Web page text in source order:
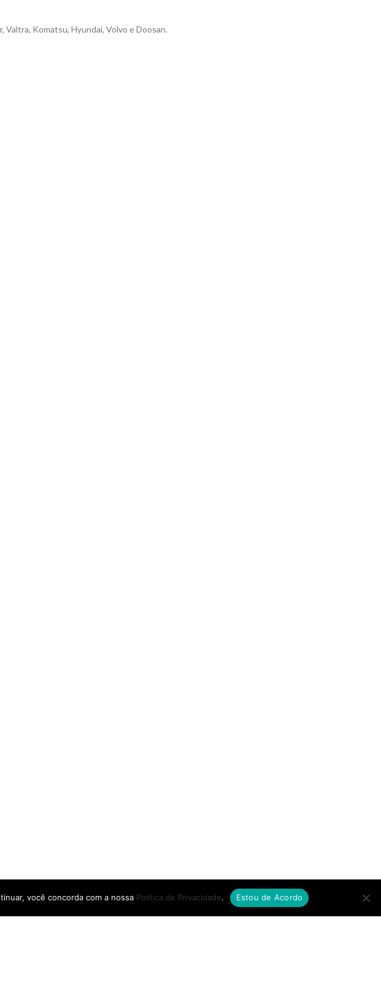
Valtra, Komatsu, Hyundai, Volvo e Doosan.
você concorda com a nossa Política de Privacidade. Estou de Acordo